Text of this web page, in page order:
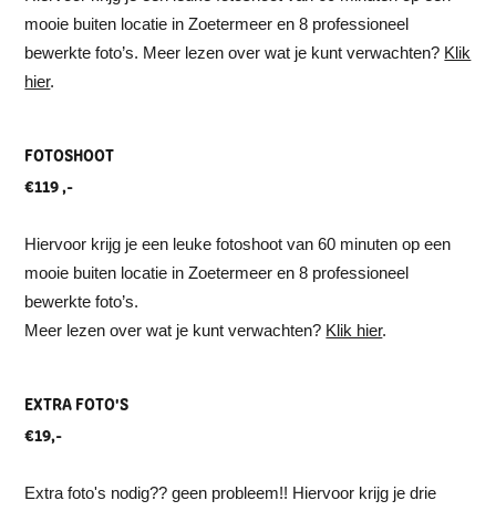
mooie buiten locatie in Zoetermeer en 8 professioneel
bewerkte foto’s. Meer lezen over wat je kunt verwachten? Klik
hier.
FOTOSHOOT
€119 ,-
Hiervoor krijg je een leuke fotoshoot van 60 minuten op een
mooie buiten locatie in Zoetermeer en 8 professioneel
bewerkte foto’s.
Meer lezen over wat je kunt verwachten? Klik hier.
EXTRA FOTO'S
€19,-
Extra foto's nodig?? geen probleem!! Hiervoor krijg je drie